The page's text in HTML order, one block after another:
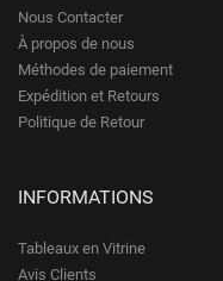
Nous Contacter
À propos de nous
Méthodes de paiement
Expédition et Retours
Politique de Retour
INFORMATIONS
Tableaux en Vitrine
Avis Clients